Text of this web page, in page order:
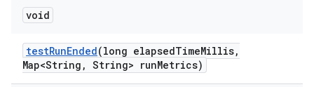
void
testRunEnded(long elapsedTimeMillis,
Map<String , String> runMetrics)